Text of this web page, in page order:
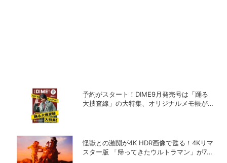
予約がスタート！DIME9月発売号は「踊る
大捜査線」の大特集、オリジナルメモ帳が特
怪獣との激闘が4K HDR画像で甦る！4Kリマ
スター版 「帰ってきたウルトラマン」が7月